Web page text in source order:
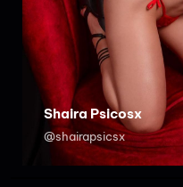
Shaira Psicosx
@shairapsicsx